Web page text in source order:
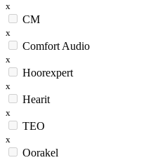
x
CM
x
Comfort Audio
x
Hoorexpert
x
Hearit
x
TEO
x
Oorakel